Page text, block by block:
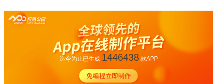
迄今为止已生成 1446438款APP